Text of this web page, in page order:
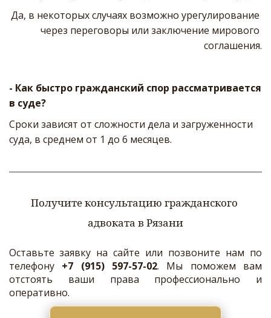
Да, в некоторых случаях возможно урегулирование
через переговоры или заключение мирового
соглашения.
- Как быстро гражданский спор рассматривается
в суде?
Сроки зависят от сложности дела и загруженности
суда, в среднем от 1 до 6 месяцев.
Получите консультацию гражданского
адвоката в Рязани
Оставьте заявку на сайте или позвоните нам по
телефону +7 (915) 597-57-02. Мы поможем вам
отстоять ваши права профессионально и
оперативно.